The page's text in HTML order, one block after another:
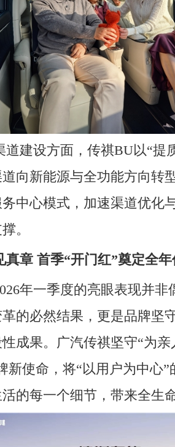
道建设方面，传祺BU以“提
向新能源与全功能方向转
中心模式，加速渠道优化
。
真章 首季“开门红”奠定全
年一季度的亮眼表现并非
的必然结果，更是品牌坚
成果。广汽传祺坚守“为
新使命，将“以用户为中心
的每一个细节，带来全生